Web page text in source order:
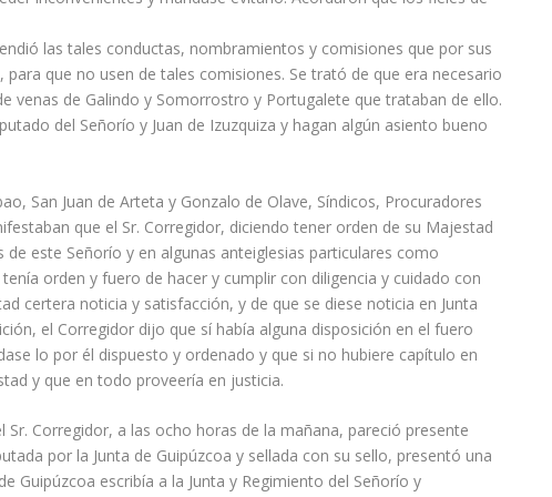
las tales conductas, nombramientos y comisiones que por sus
que no usen de tales comisiones. Se trató de que era necesario
venas de Galindo y Somorrostro y Portugalete que trataban de ello.
del Señorío y Juan de Izuzquiza y hagan algún asiento bueno
San Juan de Arteta y Gonzalo de Olave, Síndicos, Procuradores
que el Sr. Corregidor, diciendo tener orden de su Majestad
este Señorío y en algunas anteiglesias particulares como
orden y fuero de hacer y cumplir con diligencia y cuidado con
certera noticia y satisfacción, y de que se diese noticia en Junta
el Corregidor dijo que sí había alguna disposición en el fuero
lo por él dispuesto y ordenado y que si no hubiere capítulo en
y que en todo proveería en justicia.
Corregidor, a las ocho horas de la mañana, pareció presente
por la Junta de Guipúzcoa y sellada con su sello, presentó una
Guipúzcoa escribía a la Junta y Regimiento del Señorío y